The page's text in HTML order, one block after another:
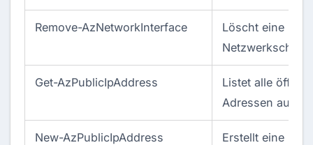
Remove-AzNetworkInterface
Löscht eine
Get-AzPublicIpAddress
Listet alle
Adressen auf
New-AzPublicIpAddress
Erstellt eine